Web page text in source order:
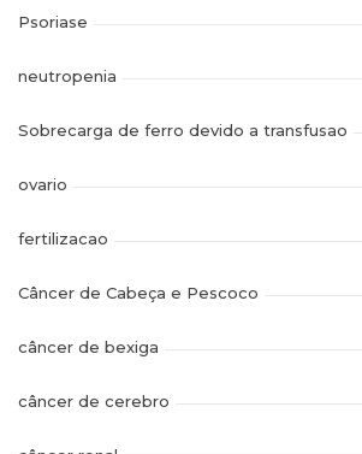
Psoriase
neutropenia
Sobrecarga de ferro devido a transfusao
ovario
fertilizacao
Câncer de Cabeça e Pescoco
câncer de bexiga
câncer de cerebro